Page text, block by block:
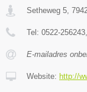
Setheweg 5
Tel: 0522-256243
E-mailadres
Website: http://